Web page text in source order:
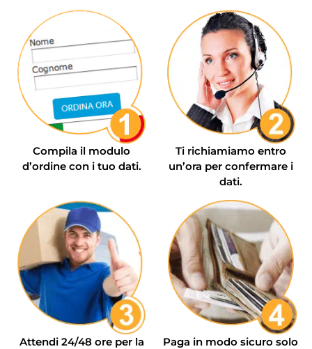
Compila il modulo
d’ordine con i tuo dati.
Ti richiamiamo entro
un’ora per confermare i
dati.
Attendi 24/48 ore per la
Paga in modo sicuro solo